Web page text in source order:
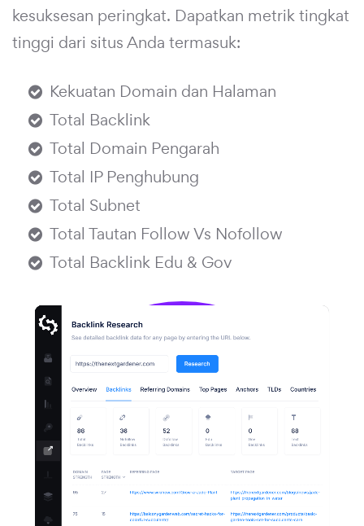
kesuksesan peringkat. Dapatkan metrik tingkat
tinggi dari situs Anda termasuk:
Kekuatan Domain dan Halaman
Total Backlink
Total Domain Pengarah
Total IP Penghubung
Total Subnet
Total Tautan Follow Vs Nofollow
Total Backlink Edu & Gov